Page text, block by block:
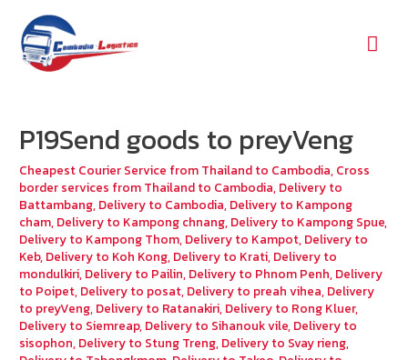
P19Send goods to preyVeng
Cheapest Courier Service from Thailand to Cambodia, Cross
border services from Thailand to Cambodia, Delivery to
Battambang, Delivery to Cambodia, Delivery to Kampong
cham, Delivery to Kampong chnang, Delivery to Kampong Spue,
Delivery to Kampong Thom, Delivery to Kampot, Delivery to
Keb, Delivery to Koh Kong, Delivery to Krati, Delivery to
mondulkiri, Delivery to Pailin, Delivery to Phnom Penh, Delivery
to Poipet, Delivery to posat, Delivery to preah vihea, Delivery
to preyVeng, Delivery to Ratanakiri, Delivery to Rong Kluer,
Delivery to Siemreap, Delivery to Sihanouk vile, Delivery to
sisophon, Delivery to Stung Treng, Delivery to Svay rieng,